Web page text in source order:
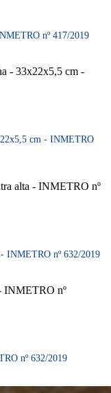
nº 417/2019
cm - INMETRO
INMETRO nº 632/2019
nº 632/2019